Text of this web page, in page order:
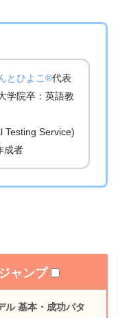
とひよこ®代表
学院卒：英語教
Testing Service)
成者
ャンプ
ル 基本・成功パタ